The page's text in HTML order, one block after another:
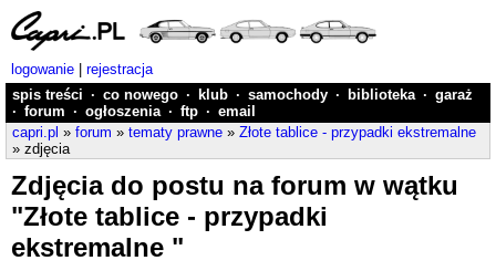
logowanie
rejestracja
spis treści · co nowego · klub · samochody · biblioteka · garaż
· forum · ogłoszenia · ftp · email
capri.pl » forum » tematy prawne » Złote tablice - przypadki ekstremalne
» zdjęcia
Zdjęcia do postu na forum w wątku
"Złote tablice - przypadki
ekstremalne "